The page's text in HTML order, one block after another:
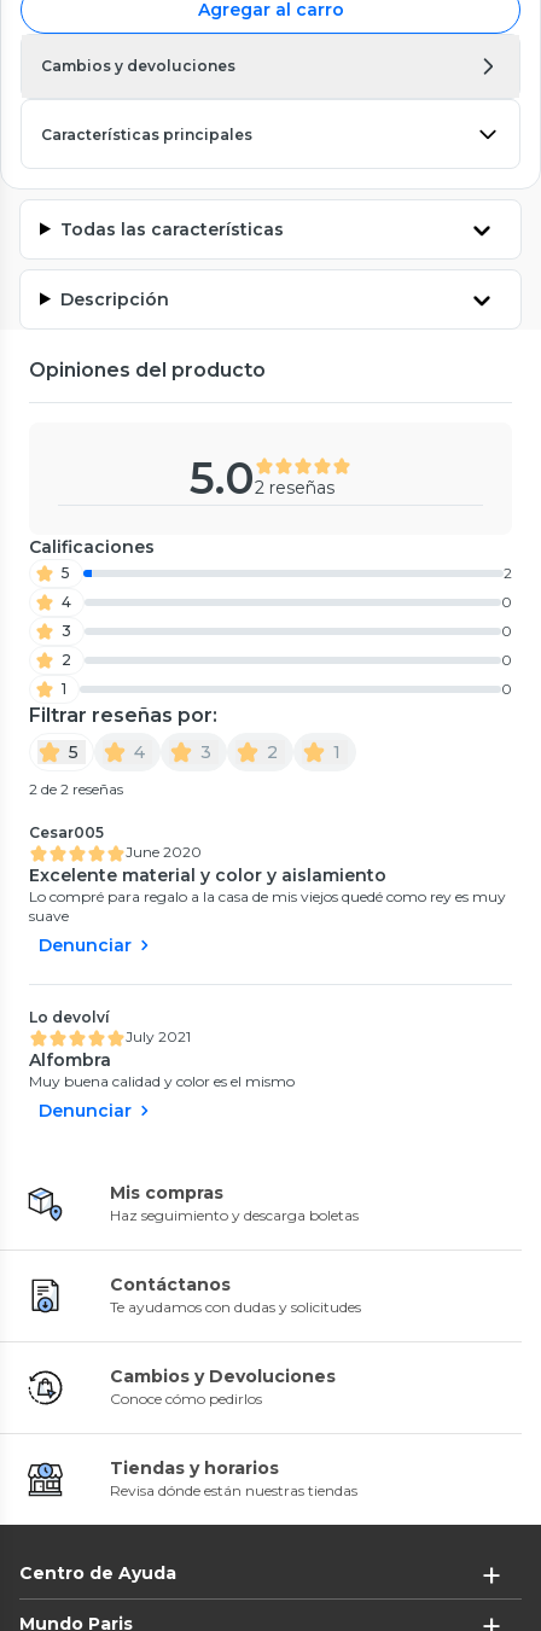
Agregar al carro
Cambios y devoluciones
Características principales
Todas las características
Descripción
Opiniones del producto
5.02 reseñas
Calificaciones
5
2
4
0
3
0
2
0
1
0
Filtrar reseñas por:
5 4 3 2 1
2 de 2 reseñas
Cesar005
June 2020
Excelente material y color y aislamiento
Lo compré para regalo a la casa de mis viejos quedé como rey es muy
suave
Denunciar
Lo devolví
July 2021
Alfombra
Muy buena calidad y color es el mismo
Denunciar
Mis compras
Haz seguimiento y descarga boletas
Contáctanos
Te ayudamos con dudas y solicitudes
Cambios y Devoluciones
Conoce cómo pedirlos
Tiendas y horarios
Revisa dónde están nuestras tiendas
Centro de Ayuda
Mundo Paris